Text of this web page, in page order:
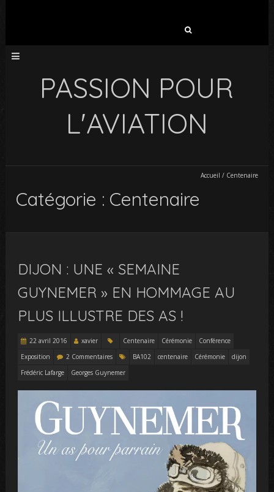
PASSION POUR
L'AVIATION
Accueil / Centenaire
Catégorie : Centenaire
DIJON : UNE « SEMAINE
GUYNEMER » EN HOMMAGE AU
PLUS ILLUSTRE DES AS !
22 avril 2016 xavier Centenaire Cérémonie
Conférence
Exposition
2 Commentaires BA102 centenaire Cérémonie
dijon
Frédéric Lafarge
Georges Guynemer